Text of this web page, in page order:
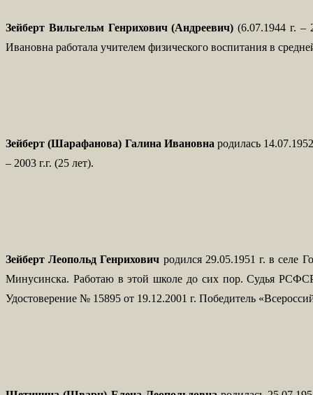
Зейберт Вильгельм Генрихович (Андреевич)(6.07.1944 г. –
Ивановна работала учителем физического воспитания в
Зейберт (Шарафанова) Галина Ивановнародилась
– 2003 г.г. (25 лет).
Зейберт Леопольд Генрихович родился 29.05.1951 г. в селе
Минусинска. Работаю в этой школе до сих пор. Судья
Удостоверение № 15895 от 19.12.2001 г. Победитель